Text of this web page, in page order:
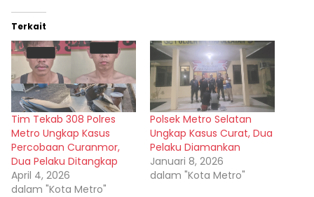
Terkait
Tim Tekab 308 Polres
Metro Ungkap Kasus
Percobaan Curanmor,
Dua Pelaku Ditangkap
April 4, 2026
dalam "Kota Metro"
Polsek Metro Selatan
Ungkap Kasus Curat, Dua
Pelaku Diamankan
Januari 8, 2026
dalam "Kota Metro"